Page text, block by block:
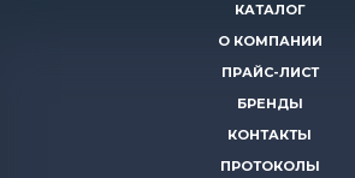
КАТАЛОГ
О КОМПАНИИ
ПРАЙС-ЛИСТ
БРЕНДЫ
КОНТАКТЫ
ПРОТОКОЛЫ